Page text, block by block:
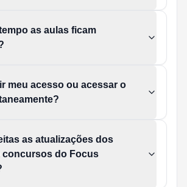
as aulas ficam
meu acesso ou acessar o
as atualizações dos
concursos do Focus